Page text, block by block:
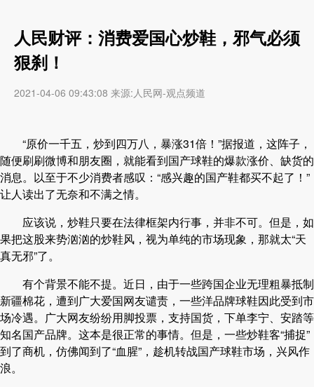
人民财评：消费爱国心炒鞋，邪气必须
狠刹！
2021-04-06 09:43:08 来源:人民网-观点频道
“原价一千五，炒到四万八，暴涨31倍！”据报道，这阵子，
随便刷刷微博和朋友圈，就能看到国产球鞋的爆款涨价、缺货的
消息。以至于不少消费者感叹：“感兴趣的国产鞋都买不起了！”
让人读出了无奈和不满之情。
应该说，炒鞋只要在法律框架内行事，并非不可。但是，如
果把这股来势汹汹的炒鞋风，视为单纯的市场现象，那就太“天
真无邪”了。
有个背景不能不提。近日，由于一些跨国企业无理粗暴抵制
新疆棉花，遭到广大爱国网友谴责，一些洋品牌球鞋因此受到市
场冷遇。广大网友纷纷用脚投票，支持国货，下单李宁、安踏等
知名国产品牌。这本是很正常的事情。但是，一些炒鞋客“捕捉”
到了商机，仿佛闻到了“血腥”，趁机转战国产球鞋市场，兴风作
浪。